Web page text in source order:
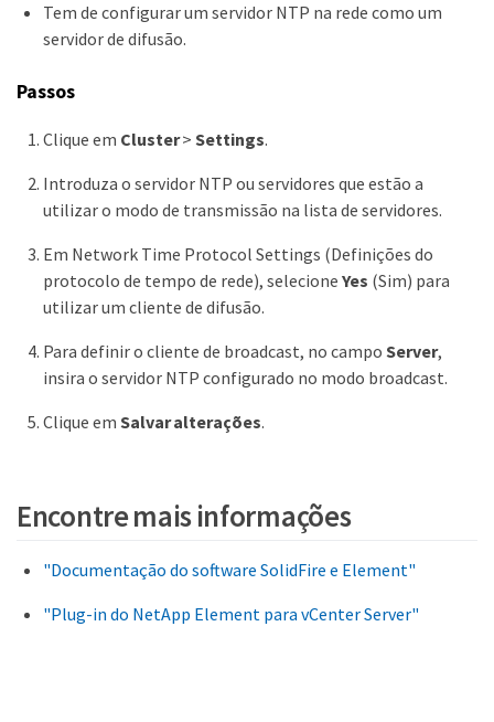
Tem de configurar um servidor NTP na rede como um
servidor de difusão.
Passos
Clique em Cluster>Settings.
Introduza o servidor NTP ou servidores que estão a
utilizar o modo de transmissão na lista de servidores.
Em Network Time Protocol Settings (Definições do
protocolo de tempo de rede), selecione Yes (Sim) para
utilizar um cliente de difusão.
Para definir o cliente de broadcast, no campo Server,
insira o servidor NTP configurado no modo broadcast.
Clique em Salvar alterações.
Encontre mais informações
"Documentação do software SolidFire e Element"
"Plug-in do NetApp Element para vCenter Server"